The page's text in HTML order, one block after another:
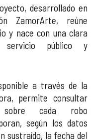
desarrollado en
ZamorArte, reúne
y nace con una clara
servicio público y
a través de la
permite consultar
sobre cada robo
según los datos
sustraído, la fecha del